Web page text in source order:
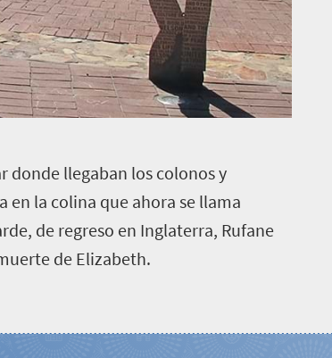
donde llegaban los colonos y
la colina que ahora se llama
de regreso en Inglaterra, Rufane
de Elizabeth.